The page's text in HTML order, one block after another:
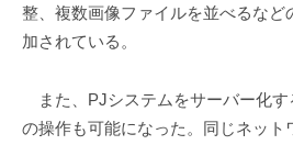
整、複数画像ファイルを並べるなど
加されている。
また、PJシステムをサーバー化す
の操作も可能になった。同じネット